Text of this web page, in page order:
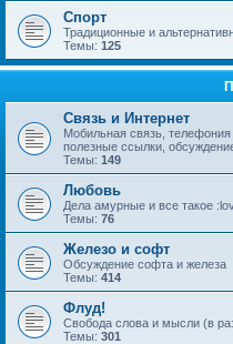
Спорт
Традиционные и
Темы: 125
Связь и Интернет
Мобильная связь, телефония
полезные ссылки,
Темы: 149
Любовь
Дела амурные и все такое
Темы: 76
Железо и софт
Обсуждение софта и железа
Темы: 414
Флуд!
Свобода слова и мысли (в
Темы: 301